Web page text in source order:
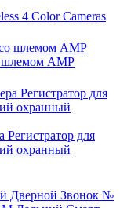
4 Color Cameras
шлемом AMP
для
охранный